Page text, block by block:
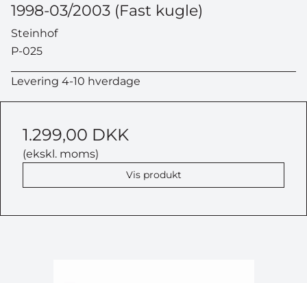
1998-03/2003 (Fast kugle)
Steinhof
P-025
Levering 4-10 hverdage
1.299,00 DKK
(ekskl. moms)
Vis produkt